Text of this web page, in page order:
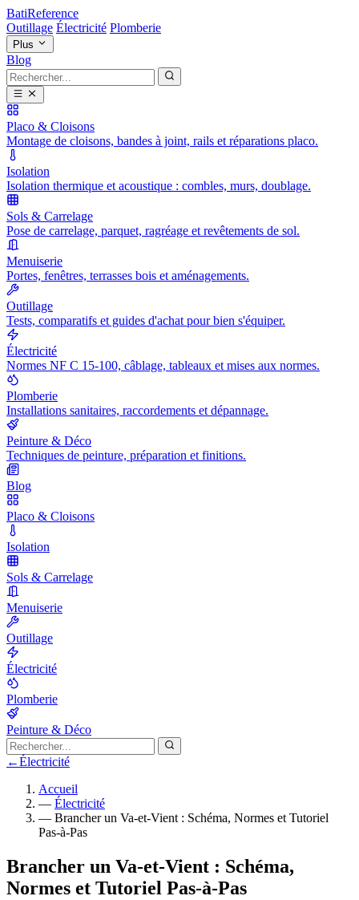
BatiReference
Outillage Électricité Plomberie
Plus
Blog
Placo & Cloisons
Montage de cloisons, bandes à joint, rails et réparations placo.
Isolation
Isolation thermique et acoustique : combles, murs, doublage.
Sols & Carrelage
Pose de carrelage, parquet, ragréage et revêtements de sol.
Menuiserie
Portes, fenêtres, terrasses bois et aménagements.
Outillage
Tests, comparatifs et guides d'achat pour bien s'équiper.
Électricité
Normes NF C 15-100, câblage, tableaux et mises aux normes.
Plomberie
Installations sanitaires, raccordements et dépannage.
Peinture & Déco
Techniques de peinture, préparation et finitions.
Blog
Placo & Cloisons
Isolation
Sols & Carrelage
Menuiserie
Outillage
Électricité
Plomberie
Peinture & Déco
←Électricité
Accueil
— Électricité
— Brancher un Va-et-Vient : Schéma, Normes et Tutoriel
Pas-à-Pas
Brancher un Va-et-Vient : Schéma,
Normes et Tutoriel Pas-à-Pas